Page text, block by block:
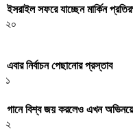
ইসরাইল সফরে যাচ্ছেন মার্কিন
২০
এবার নির্বাচন পেছানোর প্রস্তাব
১
গানে বিশ্ব জয় করলেও এখন
২